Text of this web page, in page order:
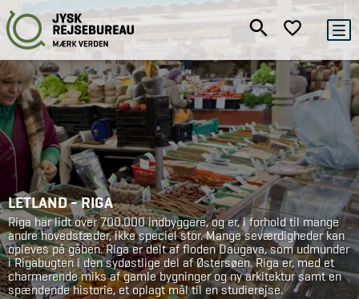
LETLAND - RIGA
Riga har lidt over 700.000 indbyggere, og er, i forhold til mange
andre hovedstæder, ikke speciel stor. Mange seværdigheder kan
opleves på gåben. Riga er delt af floden Daugava, som udmunder
i Rigabugten i den sydøstlige del af Østersøen. Riga er, med et
charmerende miks af gamle bygninger og ny arkitektur samt en
spændende historie, et oplagt mål til en studierejse.